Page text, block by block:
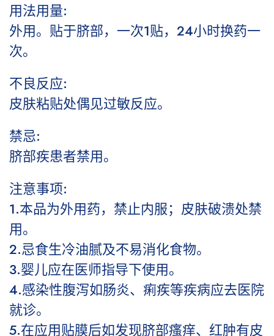
用法用量:
外用。贴于脐部，一次1贴，24小时换药一
次。
不良反应:
皮肤粘贴处偶见过敏反应。
禁忌:
脐部疾患者禁用。
注意事项:
1.本品为外用药，禁止内服；皮肤破溃处禁
用。
2.忌食生冷油腻及不易消化食物。
3.婴儿应在医师指导下使用。
4.感染性腹泻如肠炎、痢疾等疾病应去医院
就诊。
5.在应用贴膜后如发现脐部瘙痒、红肿有皮